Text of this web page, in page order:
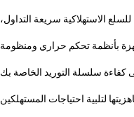
الاستهلاكية سريعة التداول،
بأنظمة تحكم حراري ومنظومة
كفاءة سلسلة التوريد الخاصة بك